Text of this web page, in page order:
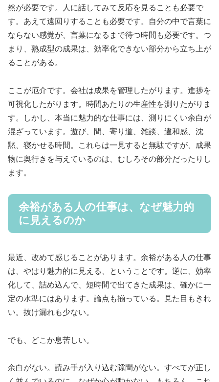
然が必要です。人に話してみて反応を見ることも必要で
す。あえて遠回りすることも必要です。自分の中で言葉に
ならない感覚が、言葉になるまで待つ時間も必要です。つ
まり、熟成型の成果は、効率化できない部分から立ち上が
ることがある。
ここが厄介です。会社は成果を管理したがります。進捗を
可視化したがります。時間あたりの生産性を測りたがりま
す。しかし、本当に魅力的な仕事には、測りにくい余白が
混ざっています。遊び、間、寄り道、雑談、違和感、沈
黙、寝かせる時間。これらは一見すると無駄ですが、成果
物に奥行きを与えているのは、むしろその部分だったりし
ます。
余裕がある人の仕事は、なぜ魅力的
に見えるのか
最近、改めて感じることがあります。余裕がある人の仕事
は、やはり魅力的に見える、ということです。逆に、効率
化して、詰め込んで、短時間で出てきた成果は、確かに一
定の水準にはあります。論点も揃っている。見た目もきれ
い。抜け漏れも少ない。
でも、どこか息苦しい。
余白がない。読み手が入り込む隙間がない。すべてが正し